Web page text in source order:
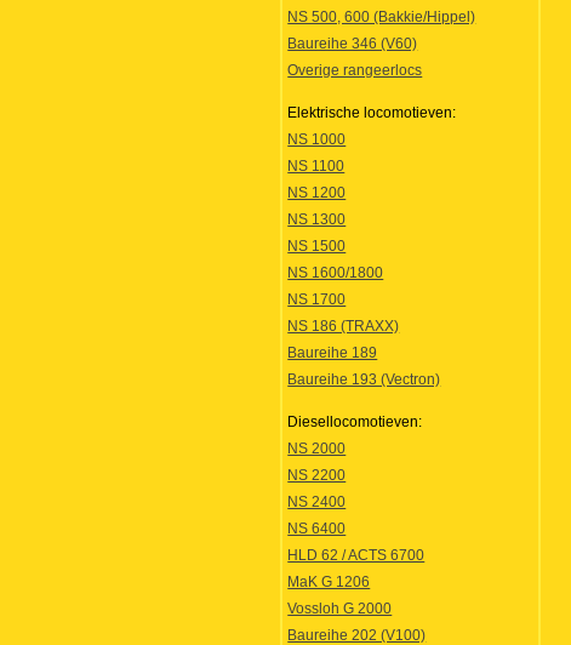
NS 500, 600 (Bakkie/Hippel)
Baureihe 346 (V60)
Overige rangeerlocs
Elektrische locomotieven:
NS 1000
NS 1100
NS 1200
NS 1300
NS 1500
NS 1600/1800
NS 1700
NS 186 (TRAXX)
Baureihe 189
Baureihe 193 (Vectron)
Diesellocomotieven:
NS 2000
NS 2200
NS 2400
NS 6400
HLD 62 / ACTS 6700
MaK G 1206
Vossloh G 2000
Baureihe 202 (V100)